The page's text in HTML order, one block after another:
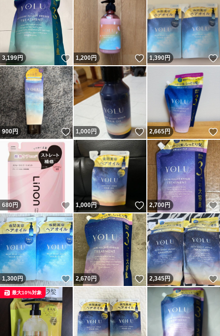
3,199円 いいね！
1,200円 いいね！
1,390円
900円 いいね！
1,000 円 いいね！
2,665円
680円 いいね！
1,000円 いいね！
2,700円
1,300円 いいね！
2,670円 いいね！
2,345円
最大10%対象